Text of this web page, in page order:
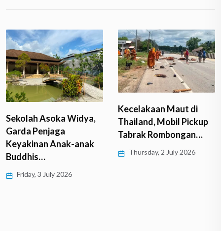
Sekolah Asoka Widya,
Garda Penjaga
Keyakinan Anak-anak
Buddhis…
Friday, 3 July 2026
Kecelakaan Maut di
Thailand, Mobil Pickup
Tabrak Rombongan…
Thursday, 2 July 2026